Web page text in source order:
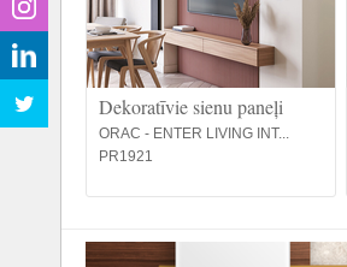
Dekoratīvie sienu paneļi
ORAC - ENTER LIVING INT...
PR1921